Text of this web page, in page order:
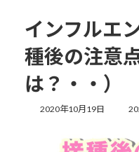
インフルエ
種後の注意
は？・・）
2020年10月19日
最
新